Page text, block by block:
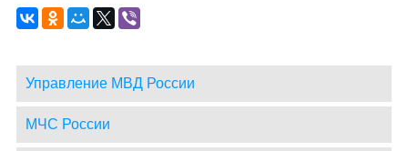
Управление МВД России
МЧС России